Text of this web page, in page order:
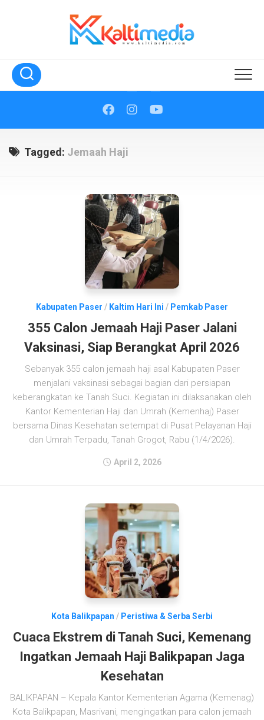
Tagged: Jemaah Haji
Kabupaten Paser / Kaltim Hari Ini / Pemkab Paser
355 Calon Jemaah Haji Paser Jalani
Vaksinasi, Siap Berangkat April 2026
Sebanyak 355 calon jemaah haji asal Kabupaten Paser
menjalani vaksinasi sebagai bagian dari persiapan
keberangkatan ke Tanah Suci. Kegiatan ini dilaksanakan oleh
Kantor Kementerian Haji dan Umrah (Kemenhaj) Paser
bersama Dinas Kesehatan setempat di Pusat Pelayanan Haji
dan Umrah Terpadu, Tanah Grogot, Rabu (1/4/2026).
April 2, 2026
Kota Balikpapan / Peristiwa & Serba Serbi
Cuaca Ekstrem di Tanah Suci, Kemenang
Ingatkan Jemaah Haji Balikpapan Jaga
Kesehatan
BALIKPAPAN – Kepala Kantor Kementerian Agama (Kemenag)
Kota Balikpapan, Masrivani, mengingatkan para calon jemaah